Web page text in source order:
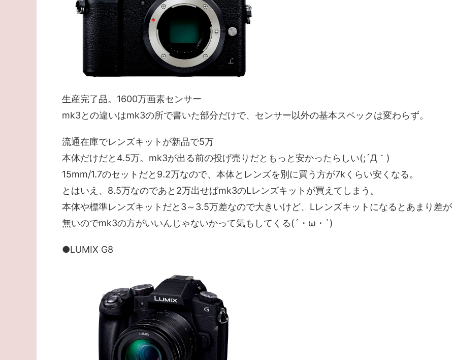
生産完了品。1600万画素センサー
mk3との違いはmk3の所で書いた部分だけで、センサー以外の基本スペックは変わらず。
流通在庫でレンズキットが新品で5万
本体だけだと4.5万。mk3が出る前の投げ売りだともっと安かったらしい(;´Д｀)
15mm/1.7のセットだと9.2万なので、本体とレンズを別に買う方が7kくらい安くなる。
とはいえ、8.5万なのであと2万出せばmk3のLレンズキットが買えてしまう。
本体や標準レンズキットだと3～3.5万差なので大きいけど、Lレンズキットになるとあまり差が
無いのでmk3の方がいいんじゃないかって気もしてくる(´・ω・`)
●LUMIX G8